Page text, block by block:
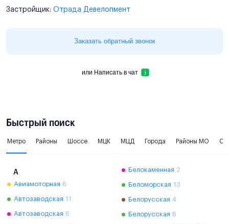
Застройщик: Отрада Девелопмент
Заказать обратный звонок
или Написать в чат
Быстрый поиск
Метро Районы Шоссе МЦК МЦД Города Районы МО
А
Авиамоторная 6
Автозаводская 11
Автозаводская 6
Белокаменная 2
Беломорская 13
Белорусская 4
Белорусская 6